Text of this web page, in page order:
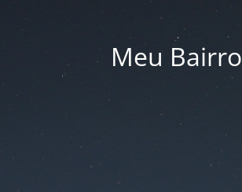
Meu Bairro